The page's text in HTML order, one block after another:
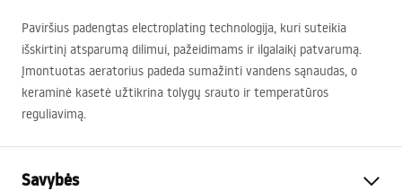
Paviršius padengtas electroplating technologija, kuri suteikia
išskirtinį atsparumą dilimui, pažeidimams ir ilgalaikį patvarumą.
Įmontuotas aeratorius padeda sumažinti vandens sąnaudas, o
keraminė kasetė užtikrina tolygų srauto ir temperatūros
reguliavimą.
Savybės